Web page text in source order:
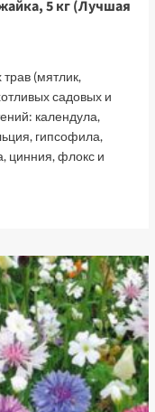
5 кг (Лучшая
(мятлик,
садовых и
календула,
гипсофила,
цинния, флокс и